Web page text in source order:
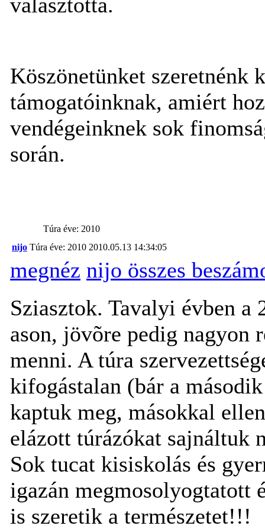
Köszönetünket szeretnénk
támogatóinknak, amiért
vendégeinknek sok
során.
Túra éve: 2010
nijo Túra éve: 2010 2010.05.13 14:34:05
megnéz nijo összes
Sziasztok. Tavalyi évben a
ason, jövõre pedig nagyon
menni. A túra
kifogástalan (bár a
kaptuk meg, másokkal
elázott túrázókat sajnáltuk
Sok tucat kisiskolás és
igazán megmosolyogtatott
is szeretik a természetet!!!